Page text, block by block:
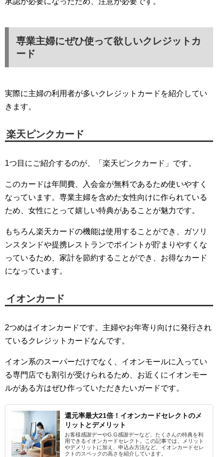
専業主婦にぜひ使って欲しいクレジットカ
ード
実際に主婦の利用者が多いクレジットカードを紹介してい
きます。
楽天ピンクカード
1つ目にご紹介するのが、「楽天ピンクカード」です。
このカードは年間費、入会金が無料であるため使いやすく
なっています。専業主婦を含めた女性向けに作られている
ため、女性にとって嬉しい特典があることが魅力です。
もちろん楽天カードの機能は使用することができ、ガソリ
ンスタンドや提携レストランでポイントが貯まりやすくな
っているため、家計を節約することができ、お得なカード
になっています。
イオンカード
2つめはイオンカードです。主婦やお年寄り向けに発行され
ているクレジットカードなんです。
イオン系のスーパーだけでなく、イオンモールに入ってい
る専門店でも割引が受けられるため、お近くにイオンモー
ルがある方はぜひ作っていただきたいガードです。
還元率最大21倍！イオンカードセレクトのメ
リットとデメリット
お客様感謝デーやG.G感謝デーなど、たくさんの特典を利
用できるイオンカードセレクト。この記事では、メリット
やデメリットに加え、申込み方法など、イオンカードセレ
クトのスペックの高さを紹介しています。